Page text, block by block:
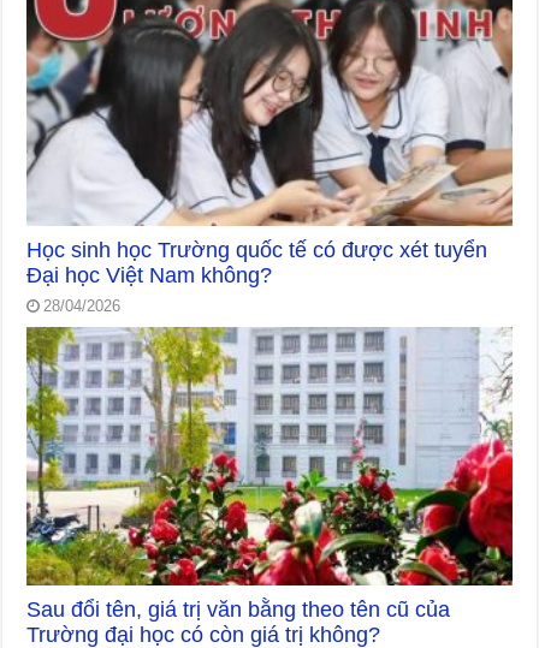
Học sinh học Trường quốc tế có được xét tuyển
Đại học Việt Nam không?
28/04/2026
Sau đổi tên, giá trị văn bằng theo tên cũ của
Trường đại học có còn giá trị không?